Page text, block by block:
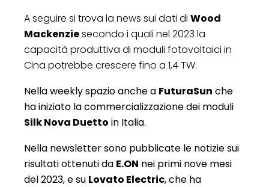
A seguire si trova la news sui dati di Wood
Mackenziesecondo i quali nel 2023 la
capacità produttiva di moduli fotovoltaici in
Cina potrebbe crescere fino a 1,4 TW.
Nella weekly spazio anche a FuturaSun che
ha iniziato la commercializzazione dei moduli
Silk Nova Duetto in Italia.
Nella newsletter sono pubblicate le notizie sui
risultati ottenuti da E.ON nei primi nove mesi
del 2023, e su Lovato Electric, che ha